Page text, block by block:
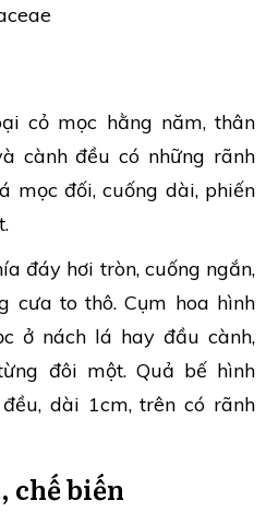
cỏ mọc hằng năm, thân
cành đều có những rãnh
mọc đối, cuống dài, phiến
đáy hơi tròn, cuống ngắn,
cưa to thô. Cụm hoa hình
ở nách lá hay đầu cành,
đôi một. Quả bế hình
dài 1cm, trên có rãnh
chế biến